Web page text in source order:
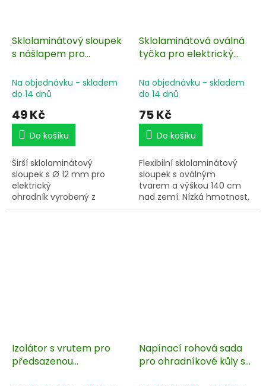
Sklolaminátový sloupek
s nášlapem pro
160 cm
Na objednávku - skladem
do 14 dnů
49 Kč
Do košíku
Širší sklolaminátový
sloupek s Ø 12 mm pro
elektrický
ohradník vyrobený z
odolného a lehkého
Sklolaminátová oválná
tyčka pro elektrický
a hrot, 2 izolátory
Na objednávku - skladem
do 14 dnů
75 Kč
Do košíku
Flexibilní sklolaminátový
sloupek s oválným
tvarem a výškou 140 cm
nad zemí. Nízká hmotnost,
vysoká tuhost. Vrchní
Izolátor s vrutem pro
předsazenou
Napínací rohová sada
pro ohradníkové kůly s